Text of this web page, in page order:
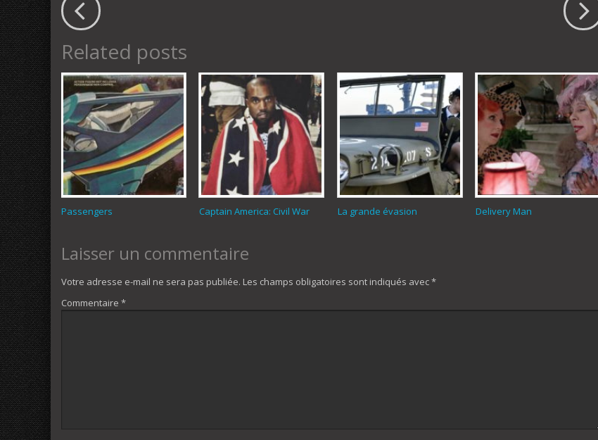
Related posts
Passengers Captain America: Civil War La grande évasion Delivery Man
Laisser un commentaire
Votre adresse e-mail ne sera pas publiée. Les champs obligatoires sont indiqués avec*
Commentaire *